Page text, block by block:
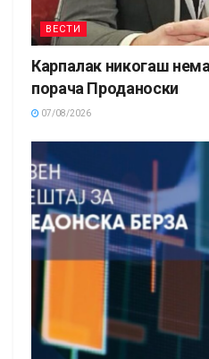
ВЕСТИ
Карпалак никогаш
порача Проданоски
07/08/2026